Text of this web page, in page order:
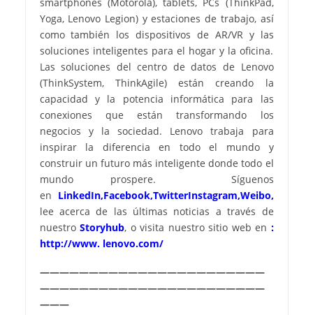
Yoga, Lenovo Legion) y estaciones de trabajo, así
como también los dispositivos de AR/VR y las
soluciones inteligentes para el hogar y la oficina.
Las soluciones del centro de datos de Lenovo
(ThinkSystem, ThinkAgile) están creando la
capacidad y la potencia informática para las
conexiones que están transformando los
negocios y la sociedad. Lenovo trabaja para
inspirar la diferencia en todo el mundo y
construir un futuro más inteligente donde todo el
mundo prospere. Síguenos
en LinkedIn,Facebook,TwitterInstagram,Weibo,
lee acerca de las últimas noticias a través de
nuestro Storyhub, o visita nuestro sitio web en :
http://www. lenovo.com/
———————————————————————
———————————————————————
———